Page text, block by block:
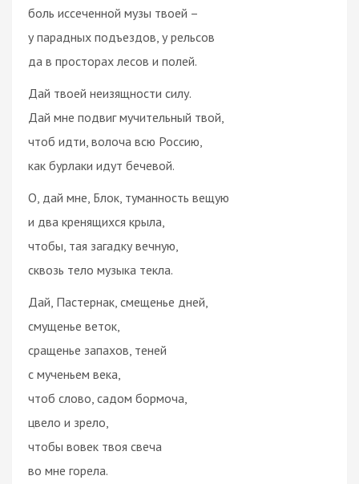
боль иссеченной музы твоей –
у парадных подъездов, у рельсов
да в просторах лесов и полей.
Дай твоей неизящности силу.
Дай мне подвиг мучительный твой,
чтоб идти, волоча всю Россию,
как бурлаки идут бечевой.
О, дай мне, Блок, туманность вещую
и два кренящихся крыла,
чтобы, тая загадку вечную,
сквозь тело музыка текла.
Дай, Пастернак, смещенье дней,
смущенье веток,
сращенье запахов, теней
с мученьем века,
чтоб слово, садом бормоча,
цвело и зрело,
чтобы вовек твоя свеча
во мне горела.